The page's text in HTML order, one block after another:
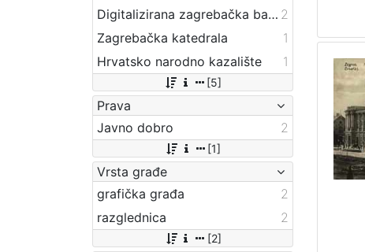
Digitalizirana zagrebačka baština 2
Zagrebačka katedrala
1
Hrvatsko narodno kazalište
1
[5]
Prava
Javno dobro
2
[1]
Vrsta građe
grafička građa
2
razglednica
2
[2]